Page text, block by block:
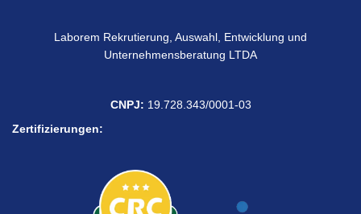
Laborem Rekrutierung, Auswahl, Entwicklung und
Unternehmensberatung LTDA
CNPJ: 19.728.343/0001-03
Zertifizierungen: